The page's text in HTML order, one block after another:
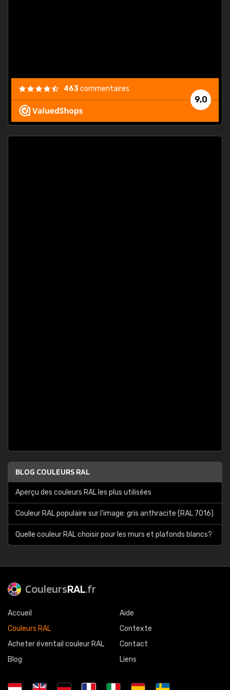
9,0
463commentaires
BLOG COULEURS RAL
Aperçu des couleurs RAL les plus utilisées
Couleur RAL populaire sur l'image: gris anthracite (RAL 7016)
Quelle couleur RAL choisir pour les murs et plafonds blancs?
CouleursRAL.fr
Accueil
Couleurs RAL
Acheter éventail couleur RAL
Blog
Aide
Contexte
Contact
Liens